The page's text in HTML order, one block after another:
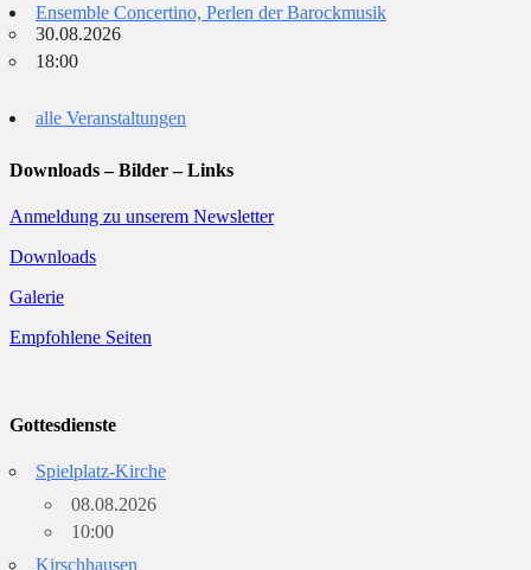
Ensemble Concertino, Perlen der Barockmusik
30.08.2026
18:00
alle Veranstaltungen
Downloads – Bilder – Links
Anmeldung zu unserem Newsletter
Downloads
Galerie
Empfohlene Seiten
Gottesdienste
Spielplatz-Kirche
08.08.2026
10:00
Kirschhausen